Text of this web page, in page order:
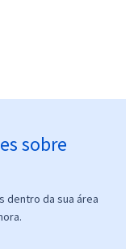
sobre
dentro da sua área